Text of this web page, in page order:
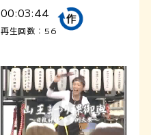
00:03:44
再生回数：56